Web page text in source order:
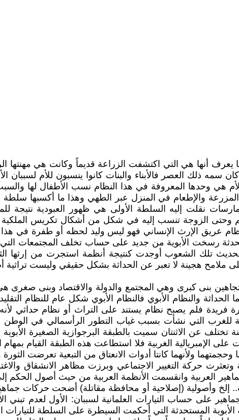
يعرف أنها هي التي اكتشفت الزراعة قديماً وكانت هي مهنتها
سمه ذلك العصر فالأبناء والبنات كانوا ينسبون للأم لسببان
هي وحدها المعروفة في هذا النظام نسب الأطفال لها
والإطعام في المنزل عبر الطهي وهذا ما أكسبها سلطة
نقلت إليه السلطة الأولى هي ظهور العبودية نتيجة
وحتى الزوجة تنسب إليه في شكل من أشكال تكريس
نظام عريق الإرث الإنساني فهو ليس وليد لحظه أو طفرة في
رسخت الأبوية من جديد على حساب تخلف المجتمعات التي لم
تلك الشعوب أوجدت كنتيجة أنظمة استجرت من إرثها
ملامح هجينة لا تعبر عن الحداثة بشكل حقيقي وليست تراثية
بنى كبرى وهي المجتمع والدولة والاقتصاد وبنى
والنظام الأبوي فالنظام الأبوي شكل عام للنظام
فلم يصبح نظام يستند على التراث أو نظام حداثي لأنه
للغرب التي نشأت بسبب غياب التطور الرأسمالي في
تختلف عن الاثنتان سميت بالطبقة البرجوازية الصغيرة
الإمبريالية الغربية فلا استطاعت هذه الطبقة القيام بمهام
ولأنهما كانتا أدوات الانعتاق من التبعية تعرضت
حركة التغيير الاجتماعي وبرزت مظاهر الانشقاق
العربية وانقسمت الأنظمة العربية من حيث أصول الحكم
إلخ وأصولية (إصلاحية أو محافظة مقاتلة) أضحت حركات
على حساب التيارات العلمانية لسببان: الأول لعدم
الأبوية المستحدثة التي أحكمت السيطرة على السلطة